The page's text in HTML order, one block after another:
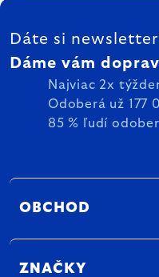
ZÁPÄTIE
Dáte si
Dáme vám
Najviac 2x
Odoberá už 177
85 % ľudí
OBCHOD
ZNAČKY